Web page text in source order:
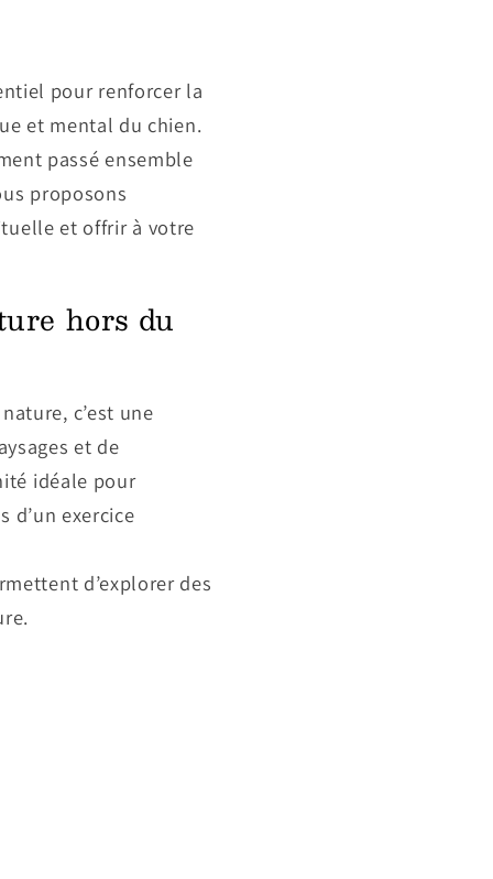
pour renforcer la
et mental du chien.
passé ensemble
proposons
et offrir à votre
hors du
c’est une
et de
idéale pour
exercice
d’explorer des